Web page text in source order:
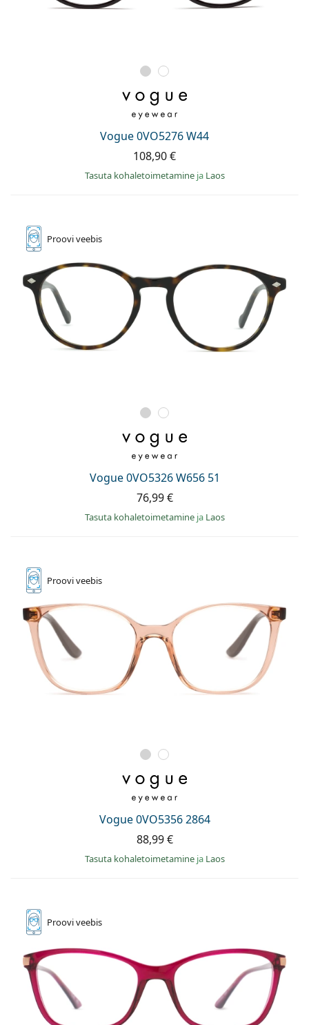
Vogue 0VO5276 W44
108,90 €
Tasuta kohaletoimetamine ja Laos
Prooviveebis
Vogue 0VO5326 W656 51
76,99 €
Tasuta kohaletoimetamine ja Laos
Prooviveebis
Vogue 0VO5356 2864
88,99 €
Tasuta kohaletoimetamine ja Laos
Prooviveebis